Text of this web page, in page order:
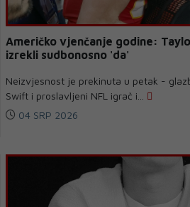
Američko vjenčanje godine:
izrekli sudbonosno 'da'
Neizvjesnost je prekinuta u petak -
Swift i proslavljeni NFL igrač i...
04 SRP 2026